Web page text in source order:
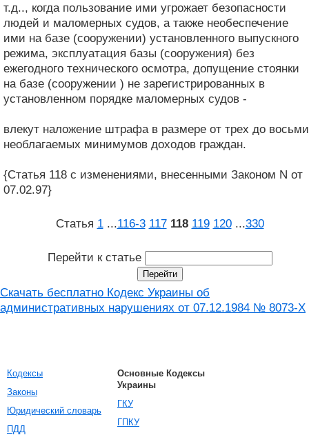
т.д.., когда пользование ими угрожает безопасности
людей и маломерных судов, а также необеспечение
ими на базе (сооружении) установленного выпускного
режима, эксплуатация базы (сооружения) без
ежегодного технического осмотра, допущение стоянки
на базе (сооружении ) не зарегистрированных в
установленном порядке маломерных судов -
влекут наложение штрафа в размере от трех до восьми
необлагаемых минимумов доходов граждан.
{Статья 118 с изменениями, внесенными Законом N от
07.02.97}
Статья 1 ...116‑3 117 118 119 120 ...330
Перейти к статье
Скачать бесплатно Кодекс Украины об
административных нарушениях от 07.12.1984 № 8073-X
Кодексы
Законы
Юридический словарь
ПДД
Основные Кодексы
Украины
ГКУ
ГПКУ